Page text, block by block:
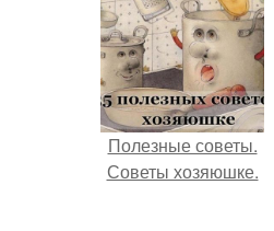
Полезные советы.
Советы хозяюшке.